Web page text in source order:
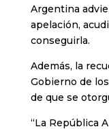
Argentina
apelación,
conseguirla.
Además, la
Gobierno de
de que se
“La República